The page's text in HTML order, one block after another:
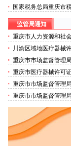
师事务所有限公司行
国家税务总局重庆市
监管局通知
重庆市人力资源和社
关于拟确定重庆商务
管理师职业技能等级
办理公示
川渝区域地医疗器械
重庆市市场监督管理
关于确定首批食品安
的二类医疗器械许可
重庆市医疗器械许可
劣肉制品典型违法案
重庆市市场监督管理
培训机构试点名单的
重庆市市场监督管理